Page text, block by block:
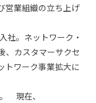
営業組織の立ち上げ
社。ネットワーク・
、カスタマーサクセ
トワーク事業拡大に
現在、